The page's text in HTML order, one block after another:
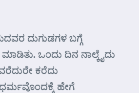
ದುಗುಡಗಳ ಬಗ್ಗೆ
ಒಂದು ದಿನ ನಾಲ್ಕೈದು
ಕರೆದು
ಹೇಗೆ